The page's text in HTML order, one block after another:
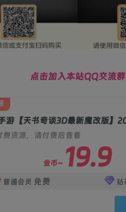
点击加入本站QQ交流群
费资源，请付费后查看
金币~ 19.9
普通会员 免费 钻